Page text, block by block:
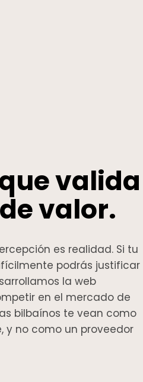
valida
valor.
es realidad. Si tu
podrás justificar
la web
en el mercado de
bilbaínos te vean como
y no como un proveedor